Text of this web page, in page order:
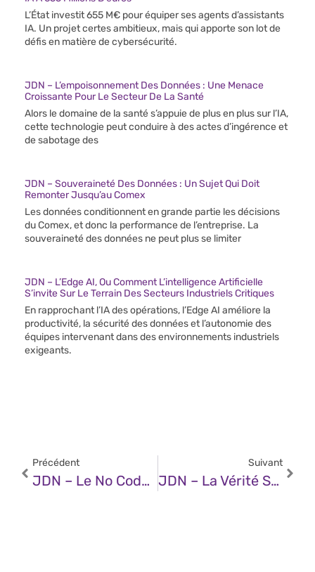
L’État investit 655 M€ pour équiper ses agents d’assistants
IA. Un projet certes ambitieux, mais qui apporte son lot de
défis en matière de cybersécurité.
JDN – L’empoisonnement Des Données : Une Menace
Croissante Pour Le Secteur De La Santé
Alors le domaine de la santé s’appuie de plus en plus sur l’IA,
cette technologie peut conduire à des actes d’ingérence et
de sabotage des
JDN – Souveraineté Des Données : Un Sujet Qui Doit
Remonter Jusqu’au Comex
Les données conditionnent en grande partie les décisions
du Comex, et donc la performance de l’entreprise. La
souveraineté des données ne peut plus se limiter
JDN – L’Edge AI, Ou Comment L’intelligence Artificielle
S’invite Sur Le Terrain Des Secteurs Industriels Critiques
En rapprochant l’IA des opérations, l’Edge AI améliore la
productivité, la sécurité des données et l’autonomie des
équipes intervenant dans des environnements industriels
exigeants.
Précédent
JDN – Le No Code Est Mort, Vive Le Code ?
Suivant
JDN – La Vérité Sur La Sécurité De L’IA Générative : Les Entreprises Ne Peuvent Pas Se Permettre De Rester Passive